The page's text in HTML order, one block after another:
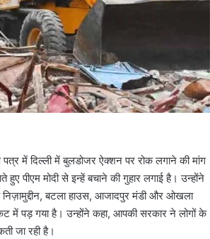
में दिल्ली में बुलडोजर ऐक्शन पर रोक लगाने की मांग
पीएम मोदी से इन्हें बचाने की गुहार लगाई है। उन्होंने
बटला हाउस, आजादपुर मंडी और ओखला
में पड़ गया है। उन्होंने कहा, आपकी सरकार ने लोगों के
जा रही है।